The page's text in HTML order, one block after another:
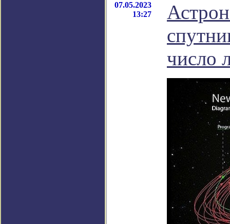
07.05.2023
13:27
число